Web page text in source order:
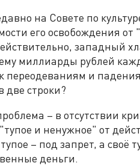
на Совете по
его освобождения
западный
миллиарды рублей
переодеваниям и
две строки?
– в отсутствии
и ненужное" от
– под запрет, а своё
деньги.